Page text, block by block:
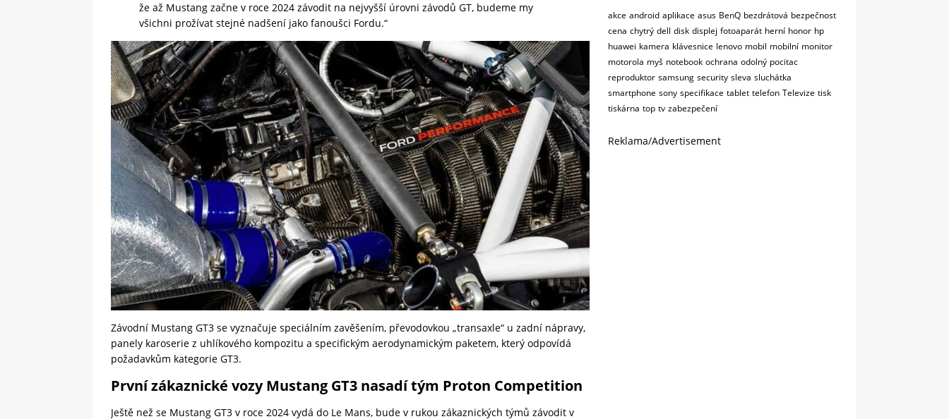
že až Mustang začne v roce 2024 závodit na nejvyšší úrovni závodů GT, budeme my
všichni prožívat stejné nadšení jako fanoušci Fordu.“
Závodní Mustang GT3 se vyznačuje speciálním zavěšením, převodovkou „transaxle“ u zadní nápravy,
panely karoserie z uhlíkového kompozitu a specifickým aerodynamickým paketem, který odpovídá
požadavkům kategorie GT3.
První zákaznické vozy Mustang GT3 nasadí tým Proton Competition
Ještě než se Mustang GT3 v roce 2024 vydá do Le Mans, bude v rukou zákaznických týmů závodit v
akce android aplikace asus BenQ bezdrátová bezpečnost
cena chytrý dell disk displej fotoaparát herní honor hp
huawei kamera klávesnice lenovo mobil mobilní monitor
motorola myš notebook ochrana odolný pocitac
reproduktor samsung security sleva sluchátka
smartphone sony specifikace tablet telefon Televize tisk
tiskárna top tv zabezpečení
Reklama/Advertisement